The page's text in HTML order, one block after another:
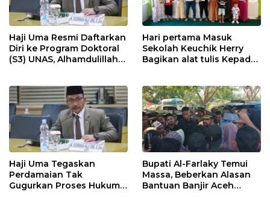
Haji Uma Resmi Daftarkan
Diri ke Program Doktoral
(S3) UNAS, Alhamdulillah
Hari pertama Masuk
Sekolah Keuchik Herry
Bagikan alat tulis Kepada
Haji Uma Tegaskan
Perdamaian Tak
Gugurkan Proses Hukum
Bupati Al-Farlaky Temui
Massa, Beberkan Alasan
Bantuan Banjir Aceh